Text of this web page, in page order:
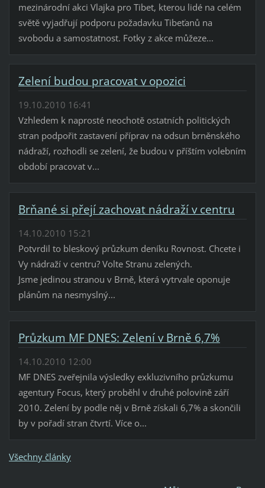
mezinárodní akci Vlajka pro Tibet, kterou lidé na celém
světě vyjadřují podporu požadavku Tibeťanů na
svobodu a samostatnost. Fotky z akce můžeze...
Zelení budou pracovat v opozici
19.10.2010 16:41
Vzhledem k naprosté neochotě ostatních politických
stran podpořit zastavení příprav na odsun brněnského
nádraží, rozhodli se zelení, že budou v příštím volebním
období pracovat v...
Brňané si přejí zachovat nádraží v centru
14.10.2010 15:21
Potvrdil to bleskový průzkum deníku Rovnost. Chcete i
Vy nádraží v centru? Volte Stranu zelených.
Jsme jedinou stranou v Brně, která vytrvale oponuje
plánům na nesmyslný...
Průzkum MF DNES: Zelení v Brně 6,7%
14.10.2010 12:00
MF DNES zveřejnila výsledky exkluzivního průzkumu
agentury Focus, který proběhl v druhé polovině září
2010. Zelení by podle něj v Brně získali 6,7% a skončili
by v pořadí stran čtvrtí. Více o...
Všechny články